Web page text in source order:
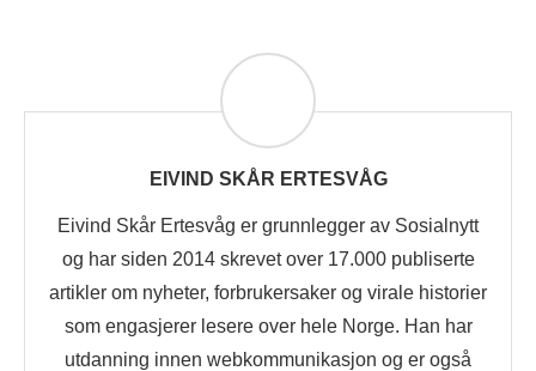
EIVIND SKÅR ERTESVÅG
Eivind Skår Ertesvåg er grunnlegger av Sosialnytt
og har siden 2014 skrevet over 17.000 publiserte
artikler om nyheter, forbrukersaker og virale historier
som engasjerer lesere over hele Norge. Han har
utdanning innen webkommunikasjon og er også